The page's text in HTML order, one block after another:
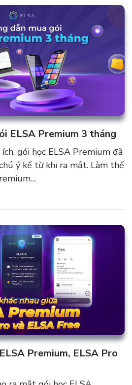
ELSA Premium 3 tháng
gói học ELSA Premium đã
ý kể từ khi ra mắt. Làm thế
Premium, ELSA Pro